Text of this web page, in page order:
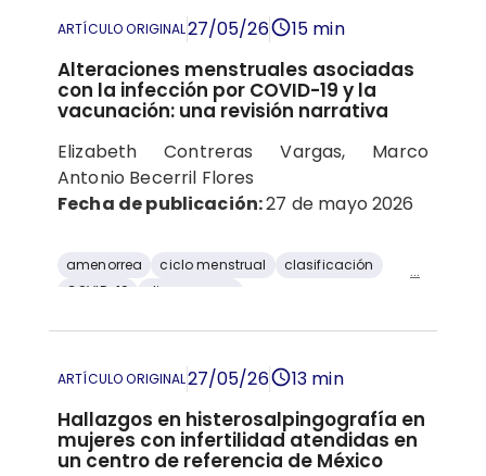
ARTÍCULO ORIGINAL27/05/26 15 min
Alteraciones menstruales asociadas
con la infección por COVID-19 y la
vacunación: una revisión narrativa
Elizabeth Contreras Vargas, Marco
Antonio Becerril Flores
Fecha de publicación:27 de mayo 2026
amenorrea ciclo menstrual
clasificación
COVID-19
dismenorrea
...
ARTÍCULO ORIGINAL27/05/26 13 min
Hallazgos en histerosalpingografía en
mujeres con infertilidad atendidas en
un centro de referencia de México